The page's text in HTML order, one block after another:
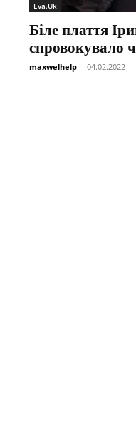
Eva.Uk
Біле плаття
спровокувало
maxwelhelp - 04.02.2022